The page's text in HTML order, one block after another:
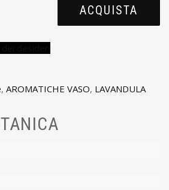
ACQUISTA
, AROMATICHE VASO, LAVANDULA